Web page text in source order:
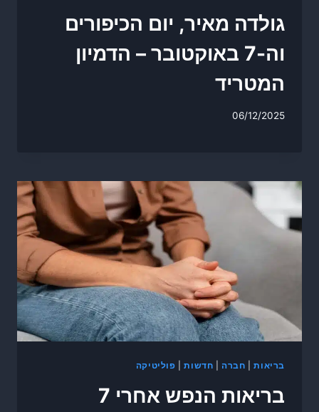
גולדה מאיר, יום הכיפורים
וה-7 באוקטובר – הדמיון
המטריד
06/12/2025
בריאות| חברה חדשות| פוליטיקה
בריאות הנפש אחרי 7